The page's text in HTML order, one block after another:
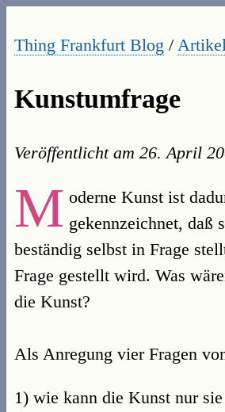
Thing Frankfurt Blog /
Kunstumfrage
Veröffentlicht am 26. April
M oderne Kunst ist
gekennzeichnet, daß
beständig selbst in Frage
Frage gestellt wird. Was
die Kunst?
Als Anregung vier Fragen
1) wie kann die Kunst nur